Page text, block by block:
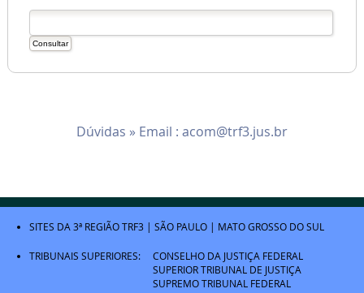
Dúvidas » Email : acom@trf3.jus.br
SITES DA 3ª REGIÃOTRF3 | SÃO PAULO | MATO GROSSO DO SUL
TRIBUNAIS SUPERIORES:
CONSELHO DA JUSTIÇA FEDERAL
SUPERIOR TRIBUNAL DE JUSTIÇA
SUPREMO TRIBUNAL FEDERAL